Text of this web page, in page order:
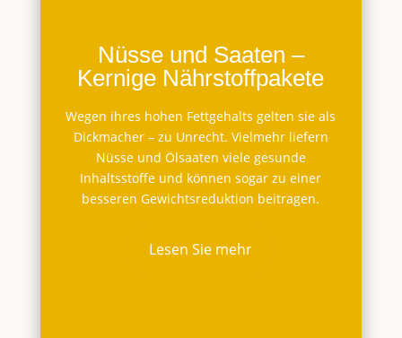
Nüsse und Saaten –
Kernige Nährstoffpakete
Wegen ihres hohen Fettgehalts gelten sie als
Dickmacher – zu Unrecht. Vielmehr liefern
Nüsse und Ölsaaten viele gesunde
Inhaltsstoffe und können sogar zu einer
besseren Gewichtsreduktion beitragen.
Lesen Sie mehr